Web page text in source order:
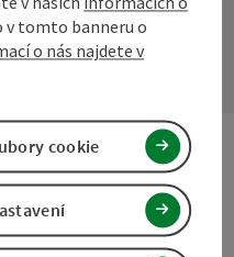
v tomto banneru o
o nás najdete v
cookie